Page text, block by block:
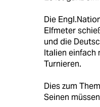
Die
Elfmeter
und die
Italien einfach
Turnieren.
Dies zum
Seinen